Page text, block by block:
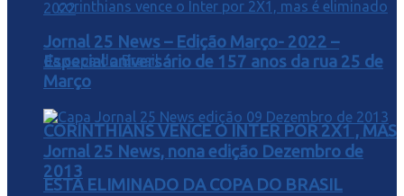
CORINTHIANS VENCE O INTER POR 2X1 , MAS
ESTA ELIMINADO DA COPA DO BRASIL
Jornal 25 News – Edição Março- 2022 –
Especial aniversário de 157 anos da rua 25 de
Março
Jornal 25 News, nona edição Dezembro de
2013